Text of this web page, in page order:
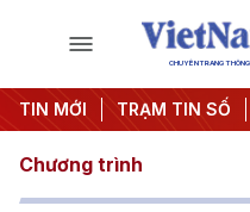
CHUYÊN TRANG
TIN MỚI TRẠM TIN SỐ
đêm #Chống khai thác IUU
Chương trình